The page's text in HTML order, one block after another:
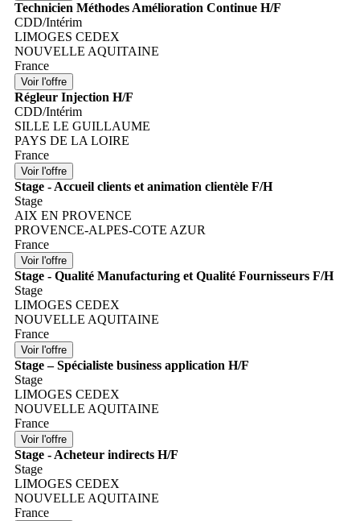
Technicien Méthodes Amélioration Continue H/F
CDD/Intérim
LIMOGES CEDEX
NOUVELLE AQUITAINE
France
Régleur Injection H/F
CDD/Intérim
SILLE LE GUILLAUME
PAYS DE LA LOIRE
France
Stage - Accueil clients et animation clientèle F/H
Stage
AIX EN PROVENCE
PROVENCE-ALPES-COTE AZUR
France
Stage - Qualité Manufacturing et Qualité Fournisseurs F/H
Stage
LIMOGES CEDEX
NOUVELLE AQUITAINE
France
Stage – Spécialiste business application H/F
Stage
LIMOGES CEDEX
NOUVELLE AQUITAINE
France
Stage - Acheteur indirects H/F
Stage
LIMOGES CEDEX
NOUVELLE AQUITAINE
France